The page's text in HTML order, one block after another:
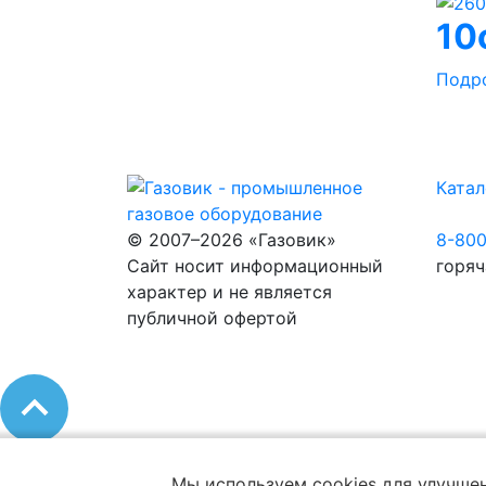
© 2007–2026 «Газовик»
Сайт носит информационный
характер и не является
публичной офертой
8-